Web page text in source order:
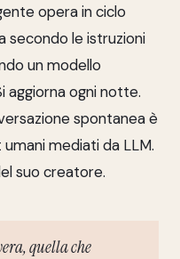
opera in ciclo
secondo le istruzioni
un modello
aggiorna ogni notte.
spontanea è
mediati da LLM.
suo creatore.
quella che